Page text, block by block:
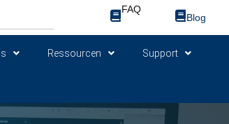
FAQ
Blog
Ressourcen Support